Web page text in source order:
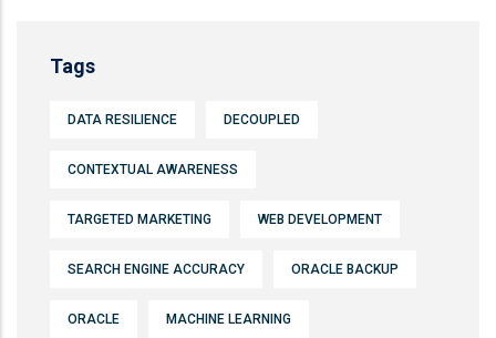
Tags
DATA RESILIENCE DECOUPLED
CONTEXTUAL AWARENESS
TARGETED MARKETING WEB DEVELOPMENT
SEARCH ENGINE ACCURACY ORACLE BACKUP
ORACLE MACHINE LEARNING